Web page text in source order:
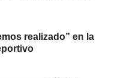
realizado” en la